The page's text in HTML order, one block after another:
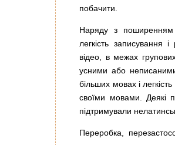
побачити.
Наряду з поширенням
легкість записування
відео, в межах
усними або
більших мовах і
своїми мовами. Деякі
підтримували
Переробка,